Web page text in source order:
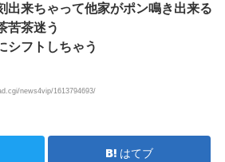
出来ちゃって他家がポン鳴き出来る
苦茶迷う
シフトしちゃう
news4vip/1613794693/
はてブ